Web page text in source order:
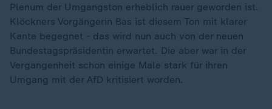
Plenum der Umgangston erheblich rauer geworden ist.
Klöckners Vorgängerin Bas ist diesem Ton mit klarer
Kante begegnet - das wird nun auch von der neuen
Bundestagspräsidentin erwartet. Die aber war in der
Vergangenheit schon einige Male stark für ihren
Umgang mit der AfD kritisiert worden.